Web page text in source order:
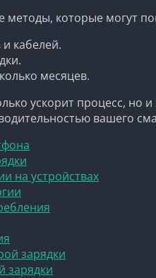
которые могут
кабелей.
месяцев.
ускорит процесс, но
вашего
на устройствах
зарядки
зарядки